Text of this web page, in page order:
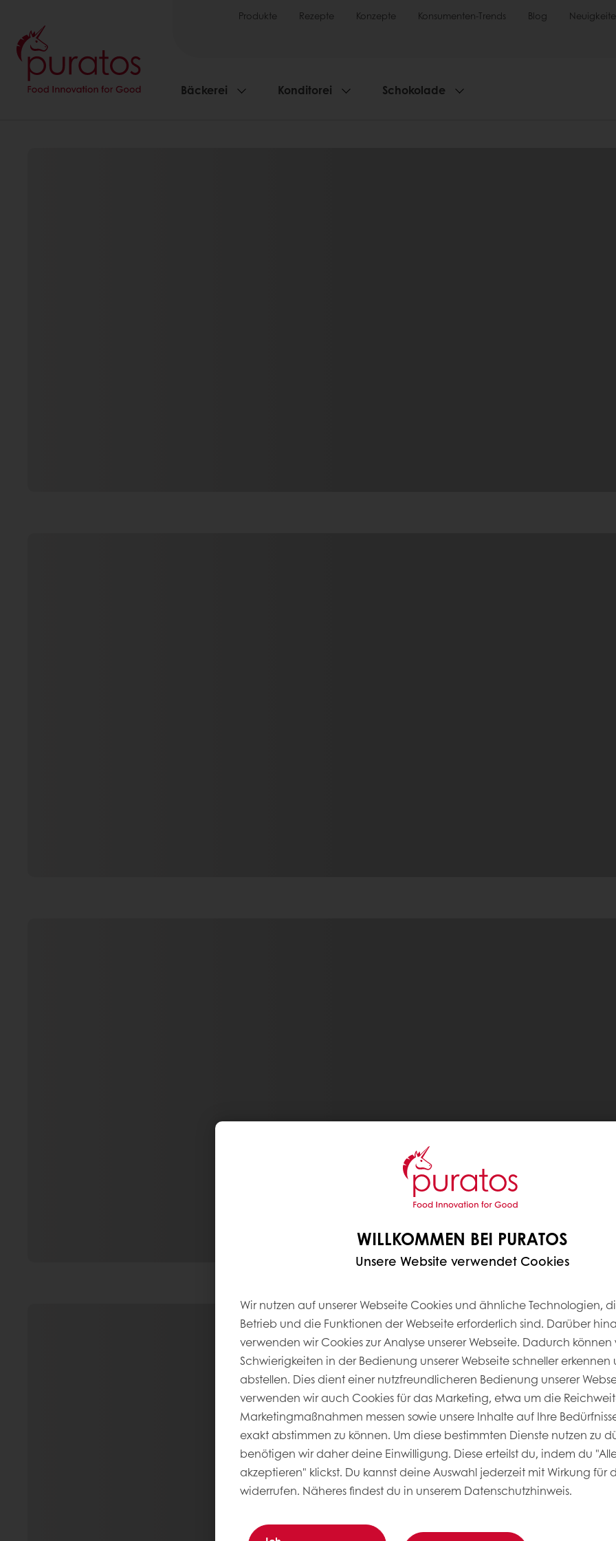
Produkte Rezepte Konzepte Konsumenten-Trends Blog
Bäckerei Konditorei Schokolade
WILLKOMMEN BEI PURATOS
Unsere Website verwendet Cookies
Wir nutzen auf unserer Webseite Cookies und ähnliche Technologien,
Betrieb und die Funktionen der Webseite erforderlich sind. Darüber
verwenden wir Cookies zur Analyse unserer Webseite. Dadurch können
Schwierigkeiten in der Bedienung unserer Webseite schneller erkennen
abstellen. Dies dient einer nutzfreundlicheren Bedienung unserer
verwenden wir auch Cookies für das Marketing, etwa um die
Marketingmaßnahmen messen sowie unsere Inhalte auf Ihre
exakt abstimmen zu können. Um diese bestimmten Dienste nutzen zu
benötigen wir daher deine Einwilligung. Diese erteilst du, indem du
akzeptieren" klickst. Du kannst deine Auswahl jederzeit mit Wirkung für
widerrufen. Näheres findest du in unserem Datenschutzhinweis.